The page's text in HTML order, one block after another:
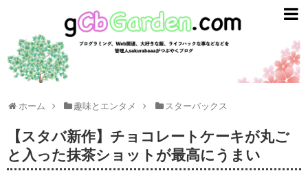
gCbGarden
ホーム 趣味とエンタメ スターバックス
【スタバ新作】チョコレートケーキが丸ご
と入った抹茶ショットが最高にうまい
ライフスタイル
ガジェット
ライフハック
資産運用
英語